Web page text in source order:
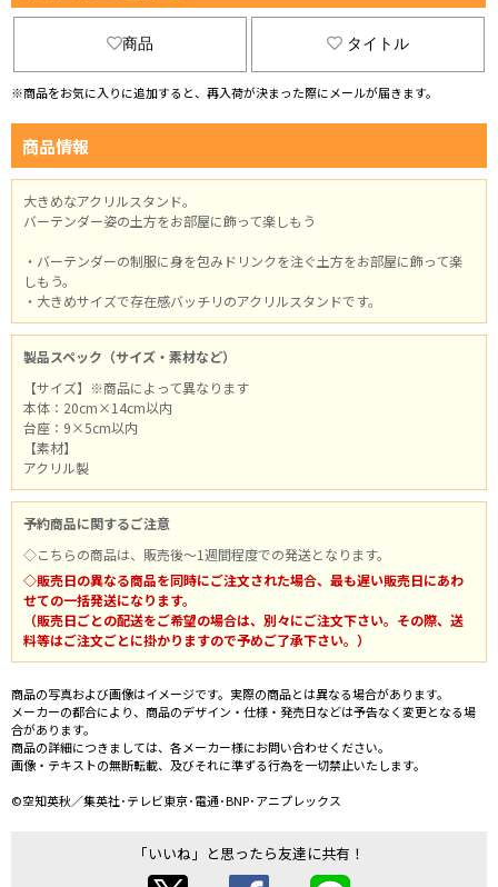
商品 タイトル
※商品をお気に入りに追加すると、再入荷が決まった際にメールが届きます。
商品情報
大きめなアクリルスタンド。
バーテンダー姿の土方をお部屋に飾って楽しもう
・バーテンダーの制服に身を包みドリンクを注ぐ土方をお部屋に飾って楽
しもう。
・大きめサイズで存在感バッチリのアクリルスタンドです。
製品スペック（サイズ・素材など）
【サイズ】※商品によって異なります
本体：20cm×14cm以内
台座：9×5cm以内
【素材】
アクリル製
予約商品に関するご注意
◇こちらの商品は、販売後～1週間程度での発送となります。
◇販売日の異なる商品を同時にご注文された場合、最も遅い販売日にあわ
せての一括発送になります。
（販売日ごとの配送をご希望の場合は、別々にご注文下さい。その際、送
料等はご注文ごとに掛かりますので予めご了承下さい。）
商品の写真および画像はイメージです。実際の商品とは異なる場合があります。
メーカーの都合により、商品のデザイン・仕様・発売日などは予告なく変更となる場
合があります。
商品の詳細につきましては、各メーカー様にお問い合わせください。
画像・テキストの無断転載、及びそれに準ずる行為を一切禁止いたします。
©空知英秋／集英社･テレビ東京･電通･BNP･アニプレックス
「いいね」と思ったら友達に共有！